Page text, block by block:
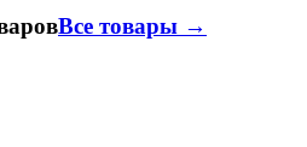
Все товары →